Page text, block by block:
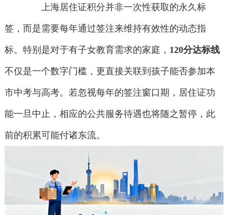
上海居住证积分并非一次性获取的永久标
签，而是需要每年通过签注来维持有效性的动态指
标。特别是对于有子女教育需求的家庭， 120分达标线
不仅是一个数字门槛，更直接关联到孩子能否参加本
市中考与高考。若忽视每年的签注窗口期，居住证功
能一旦中止，相应的公共服务待遇也将随之暂停，此
前的积累可能付诸东流。